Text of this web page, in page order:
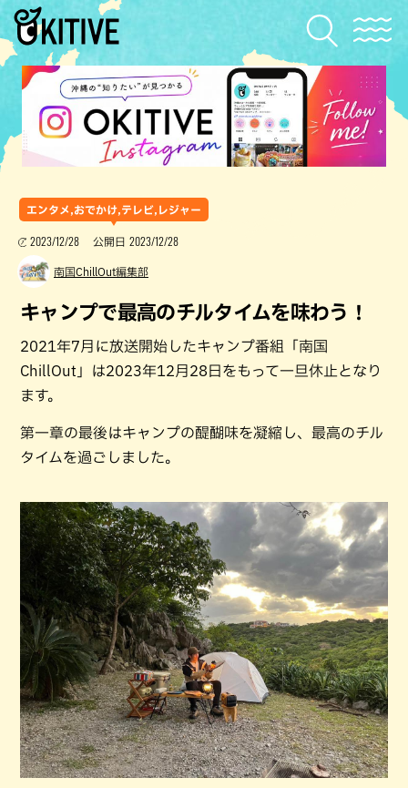
エンタメ,おでかけ,テレビ,レジャー
2023/12/28 公開日 2023/12/28
南国ChillOut編集部
キャンプで最高のチルタイムを味わう！
2021年7月に放送開始したキャンプ番組「南国
ChillOut」は2023年12月28日をもって一旦休止となり
ます。
第一章の最後はキャンプの醍醐味を凝縮し、最高のチル
タイムを過ごしました。